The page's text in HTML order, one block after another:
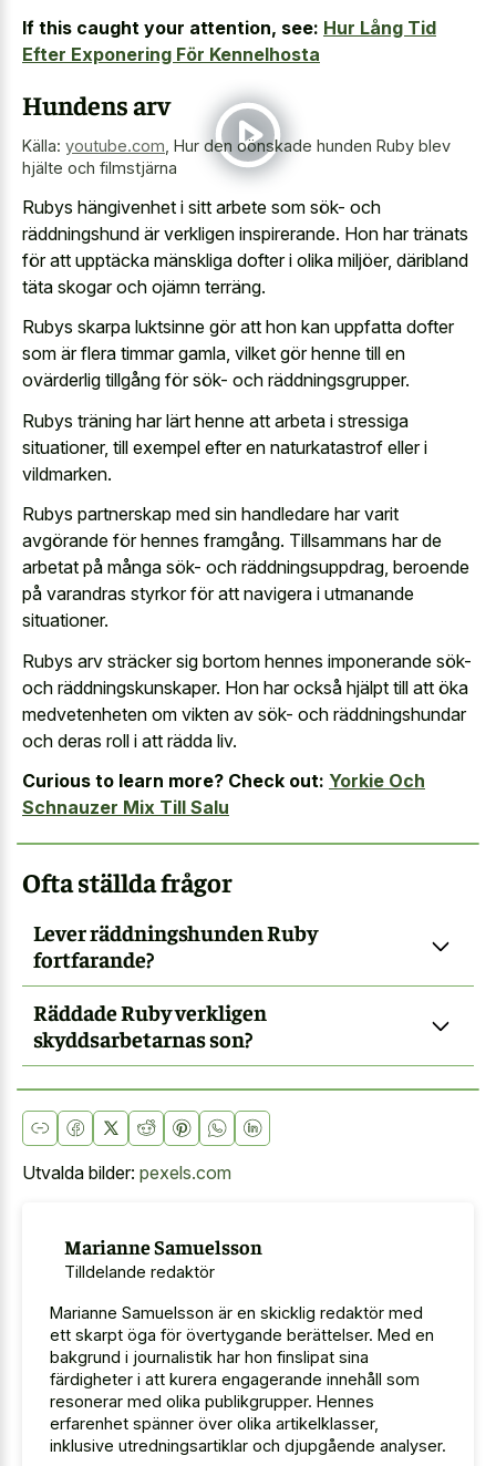
If this caught your attention, see: Hur Lång Tid
Efter Exponering För Kennelhosta
Hundens arv
Källa: youtube.com Hur den oönskade hunden Ruby blev
hjälte och filmstjärna
Rubys hängivenhet i sitt arbete som sök- och
räddningshund är verkligen inspirerande. Hon har tränats
för att upptäcka mänskliga dofter i olika miljöer, däribland
täta skogar och ojämn terräng.
Rubys skarpa luktsinne gör att hon kan uppfatta dofter
som är flera timmar gamla, vilket gör henne till en
ovärderlig tillgång för sök- och räddningsgrupper.
Rubys träning har lärt henne att arbeta i stressiga
situationer, till exempel efter en naturkatastrof eller i
vildmarken.
Rubys partnerskap med sin handledare har varit
avgörande för hennes framgång. Tillsammans har de
arbetat på många sök- och räddningsuppdrag, beroende
på varandras styrkor för att navigera i utmanande
situationer.
Rubys arv sträcker sig bortom hennes imponerande sök-
och räddningskunskaper. Hon har också hjälpt till att öka
medvetenheten om vikten av sök- och räddningshundar
och deras roll i att rädda liv.
Curious to learn more? Check out: Yorkie Och
Schnauzer Mix Till Salu
Ofta ställda frågor
Lever räddningshunden Ruby
fortfarande?
Räddade Ruby verkligen
skyddsarbetarnas son?
Utvalda bilder: pexels.com
Marianne Samuelsson
Tilldelande redaktör
Marianne Samuelsson är en skicklig redaktör med
ett skarpt öga för övertygande berättelser. Med en
bakgrund i journalistik har hon finslipat sina
färdigheter i att kurera engagerande innehåll som
resonerar med olika publikgrupper. Hennes
erfarenhet spänner över olika artikelklasser,
inklusive utredningsartiklar och djupgående analyser.